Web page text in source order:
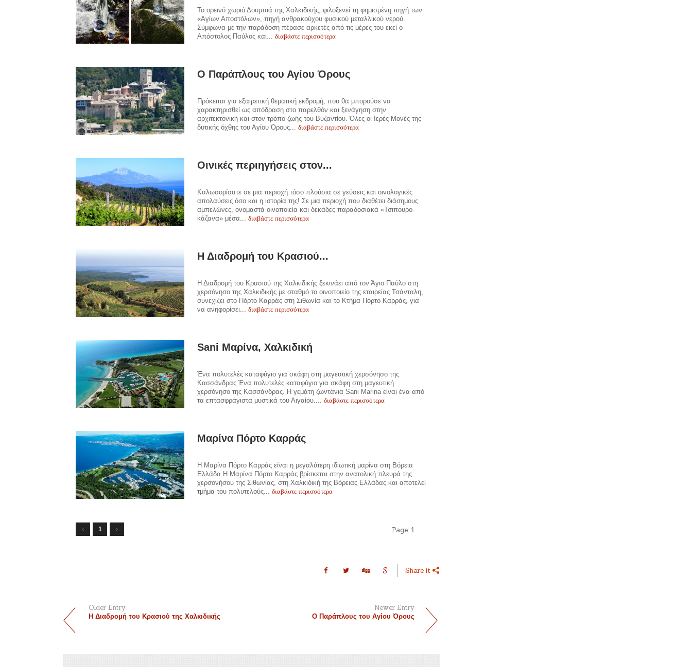
Το ορεινό χωριό Δουμπιά της Χαλκιδικής, φιλοξενεί τη φημισμένη πηγή των
«Αγίων Αποστόλων», πηγή ανθρακούχου φυσικού μεταλλικού νερού.
Σύμφωνα με την παράδοση πέρασε αρκετές από τις μέρες του εκεί ο
Απόστολος Παύλος και...διαβάστε περισσότερα
Ο Παράπλους του Αγίου Όρους
Πρόκειται για εξαιρετική θεματική εκδρομή, που θα μπορούσε να
χαρακτηρισθεί ως απόδραση στο παρελθόν και ξενάγηση στην
αρχιτεκτονική και στον τρόπο ζωής του Βυζαντίου. Όλες οι Ιερές Μονές της
δυτικής όχθης του Αγίου Όρους...διαβάστε περισσότερα
Οινικές περιηγήσεις στον...
Καλωσορίσατε σε μια περιοχή τόσο πλούσια σε γεύσεις και οινολογικές
απολαύσεις όσο και η ιστορία της! Σε μια περιοχή που διαθέτει διάσημους
αμπελώνες, ονομαστά οινοποιεία και δεκάδες παραδοσιακά «Τσιπουρο-
κάζανα» μέσα...διαβάστε περισσότερα
Η Διαδρομή του Κρασιού...
Η Διαδρομή του Κρασιού της Χαλκιδικής ξεκινάει από τον Άγιο Παύλο στη
χερσόνησο της Χαλκιδικής με σταθμό το οινοποιείο της εταιρείας Τσάνταλη,
συνεχίζει στο Πόρτο Καρράς στη Σιθωνία και το Κτήμα Πόρτο Καρράς, για
να ανηφορίσει...διαβάστε περισσότερα
Sani Μαρίνα, Χαλκιδική
Ένα πολυτελές καταφύγιο για σκάφη στη μαγευτική χερσόνησο της
Κασσάνδρας Ένα πολυτελές καταφύγιο για σκάφη στη μαγευτική
χερσόνησο της Κασσάνδρας. Η γεμάτη ζωντάνια Sani Marina είναι ένα από
τα επτασφράγιστα μυστικά του Αιγαίου....διαβάστε περισσότερα
Μαρίνα Πόρτο Καρράς
Η Μαρίνα Πόρτο Καρράς είναι η μεγαλύτερη ιδιωτική μαρίνα στη Βόρεια
Ελλάδα Η Μαρίνα Πόρτο Καρράς βρίσκεται στην ανατολική πλευρά της
χερσονήσου της Σιθωνίας, στη Χαλκιδική της Βόρειας Ελλάδας και αποτελεί
τμήμα του πολυτελούς...διαβάστε περισσότερα
1 Page: 1
Share it
Older Entry
Η Διαδρομή του Κρασιού της Χαλκιδικής
Newer Entry
Ο Παράπλους του Αγίου Όρους